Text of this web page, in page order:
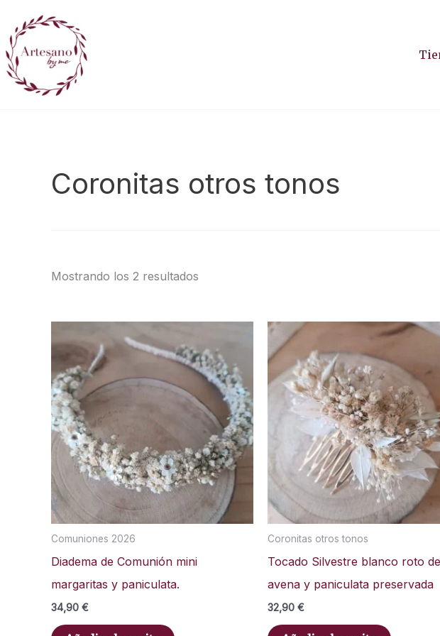
contenido
Coronitas otros tonos
Mostrando los 2 resultados
Comuniones 2026
Diadema de Comunión mini
margaritas y paniculata.
34,90 €
Coronitas otros tonos
Tocado Silvestre blanco roto de
avena y paniculata preservada
32,90 €